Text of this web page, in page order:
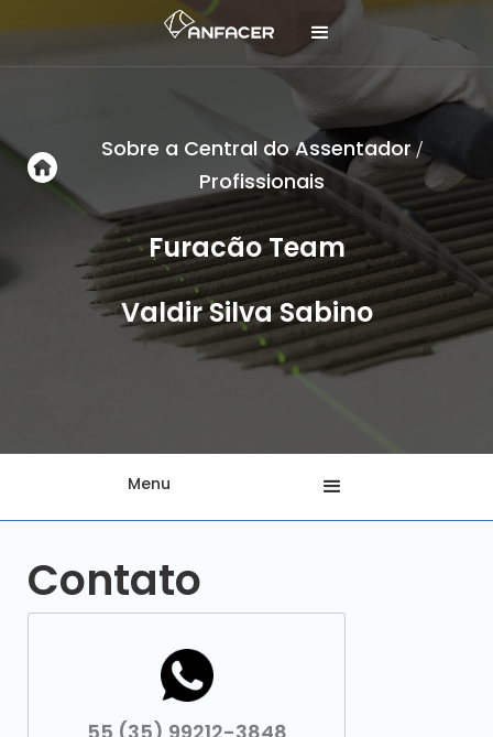
Sobre a Central do Assentador/
Profissionais
Furacão Team
Valdir Silva Sabino
Menu
Contato